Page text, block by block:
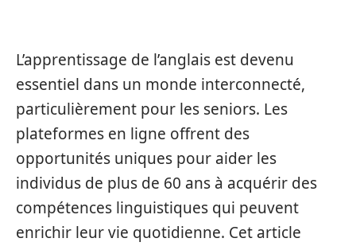
L’apprentissage de l’anglais est devenu
essentiel dans un monde interconnecté,
particulièrement pour les seniors. Les
plateformes en ligne offrent des
opportunités uniques pour aider les
individus de plus de 60 ans à acquérir des
compétences linguistiques qui peuvent
enrichir leur vie quotidienne. Cet article